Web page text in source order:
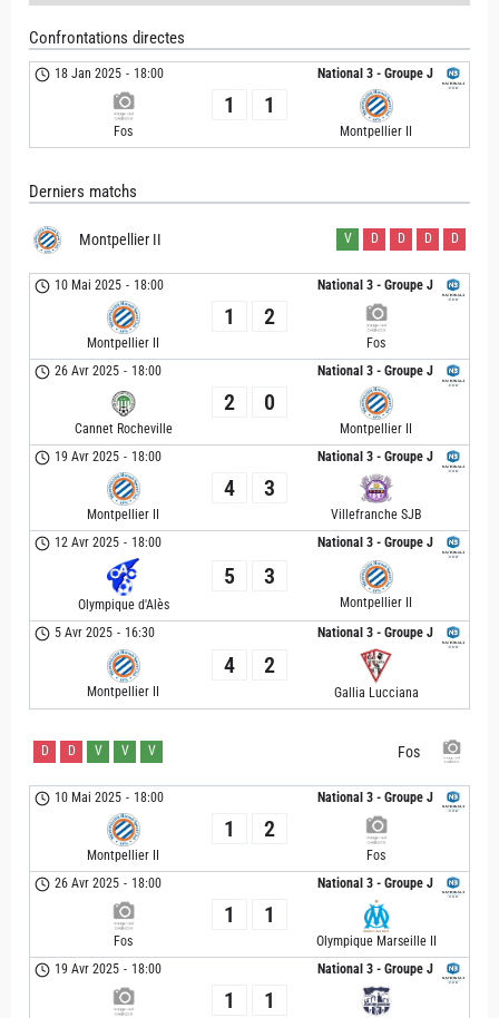
Confrontations directes
National 3 - Groupe J
18 Jan 2025 - 18:00
Fos
1 1
Montpellier II
Derniers matchs
Montpellier II V D D D D
National 3 - Groupe J
10 Mai 2025 - 18:00
Montpellier II
1 2
Fos
National 3 - Groupe J
26 Avr 2025 - 18:00
Cannet Rocheville
2 0
Montpellier II
National 3 - Groupe J
19 Avr 2025 - 18:00
Montpellier II
4 3
Villefranche SJB
National 3 - Groupe J
12 Avr 2025 - 18:00
Olympique d'Alès
5 3
Montpellier II
National 3 - Groupe J
5 Avr 2025 - 16:30
Montpellier II
4 2
Gallia Lucciana
Fos
D D V V V
National 3 - Groupe J
10 Mai 2025 - 18:00
Montpellier II
1 2
Fos
National 3 - Groupe J
26 Avr 2025 - 18:00
Fos
1 1
Olympique Marseille II
National 3 - Groupe J
19 Avr 2025 - 18:00
1 1